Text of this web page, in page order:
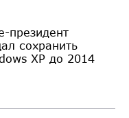
президент
сохранить
XP до 2014